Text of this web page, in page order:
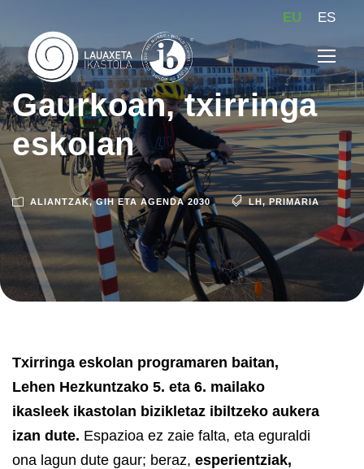
EU ES
Gaurkoan, txirringa
eskolan
ALIANTZAK, GIH ETA AGENDA 2030 LH, PRIMARIA
Txirringa eskolan programaren baitan,
Lehen Hezkuntzako 5. eta 6. mailako
ikasleek ikastolan bizikletaz ibiltzeko aukera
izan dute. Espazioa ez zaie falta, eta eguraldi
ona lagun dute gaur; beraz, esperientziak,